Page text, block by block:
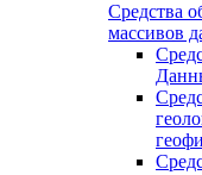
Средства
массивов